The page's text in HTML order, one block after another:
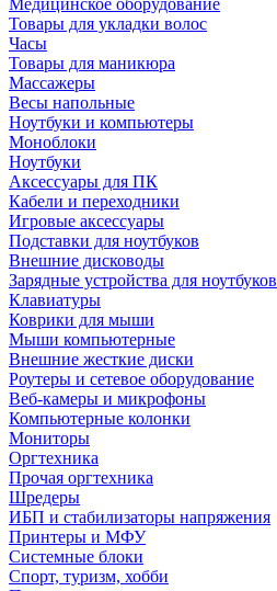
Медицинское оборудование
Товары для укладки волос
Часы
Товары для маникюра
Массажеры
Весы напольные
Ноутбуки и компьютеры
Моноблоки
Ноутбуки
Аксессуары для ПК
Кабели и переходники
Игровые аксессуары
Подставки для ноутбуков
Внешние дисководы
Зарядные устройства для ноутбуков
Клавиатуры
Коврики для мыши
Мыши компьютерные
Внешние жесткие диски
Роутеры и сетевое оборудование
Веб-камеры и микрофоны
Компьютерные колонки
Мониторы
Оргтехника
Прочая оргтехника
Шредеры
ИБП и стабилизаторы напряжения
Принтеры и МФУ
Системные блоки
Спорт, туризм, хобби